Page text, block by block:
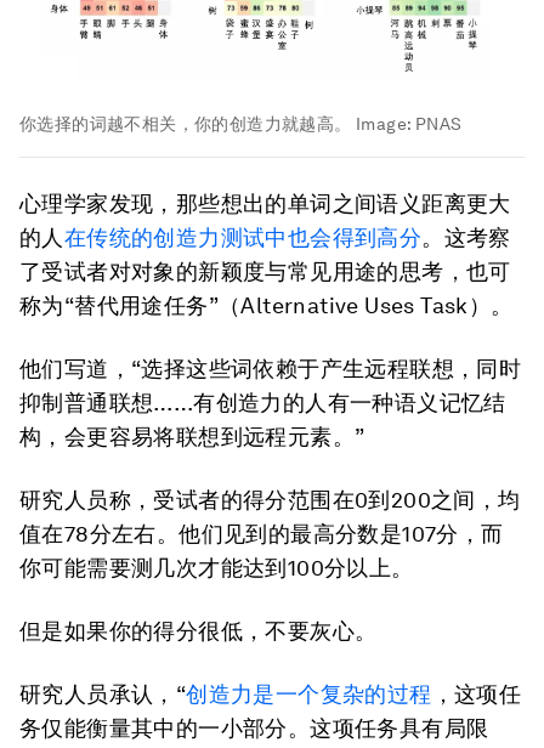
你选择的词越不相关，你的创造力就越高。 Image: PNAS
心理学家发现，那些想出的单词之间语义距离更大
的人 在传统的创造力测试中也会得到高分。这考察
了受试者对对象的新颖度与常见用途的思考，也可
称为“替代用途任务”（Alternative Uses Task）。
他们写道，“选择这些词依赖于产生远程联想，同时
抑制普通联想……有创造力的人有一种语义记忆结
构，会更容易将联想到远程元素。”
研究人员称，受试者的得分范围在0到200之间，均
值在78分左右。他们见到的最高分数是107分，而
你可能需要测几次才能达到100分以上。
但是如果你的得分很低，不要灰心。
研究人员承认，“创造力是一个复杂的过程 ，这项任
务仅能衡量其中的一小部分。这项任务具有局限